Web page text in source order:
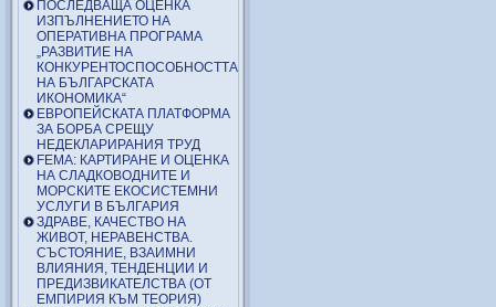
ПОСЛЕДВАЩА ОЦЕНКА
ИЗПЪЛНЕНИЕТО НА
ОПЕРАТИВНА ПРОГРАМА
„РАЗВИТИЕ НА
КОНКУРЕНТОСПОСОБНОСТТА
НА БЪЛГАРСКАТА
ИКОНОМИКА“
ЕВРОПЕЙСКАТА ПЛАТФОРМА
ЗА БОРБА СРЕЩУ
НЕДЕКЛАРИРАНИЯ ТРУД
FEMA: КАРТИРАНЕ И ОЦЕНКА
НА СЛАДКОВОДНИТЕ И
МОРСКИТЕ ЕКОСИСТЕМНИ
УСЛУГИ В БЪЛГАРИЯ
ЗДРАВЕ, КАЧЕСТВО НА
ЖИВОТ, НЕРАВЕНСТВА.
СЪСТОЯНИЕ, ВЗАИМНИ
ВЛИЯНИЯ, ТЕНДЕНЦИИ И
ПРЕДИЗВИКАТЕЛСТВА (ОТ
ЕМПИРИЯ КЪМ ТЕОРИЯ)